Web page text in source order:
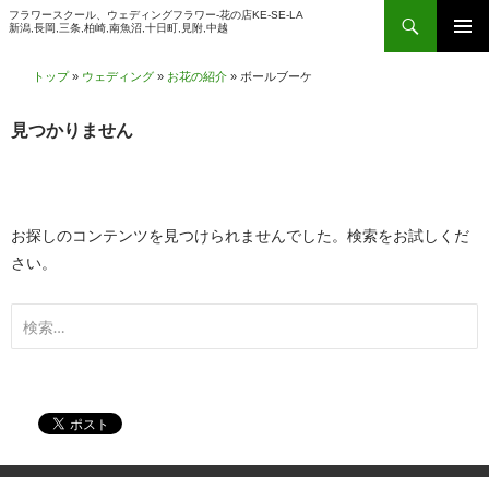
フラワースクール、ウェディングフラワー-花の店KE-SE-LA
新潟,長岡,三条,柏崎,南魚沼,十日町,見附,中越
検
索
キ
ッ
トップ» ウェディング » お花の紹介 » ボールブーケ
見つかりません
お探しのコンテンツを見つけられませんでした。検索をお試しくだ
さい。